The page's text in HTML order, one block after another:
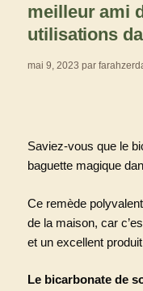
meilleur ami
utilisations
mai 9, 2023 par
Saviez-vous que le
baguette magique
Ce remède
de la maison, car
et un excellent
Le bicarbonate de